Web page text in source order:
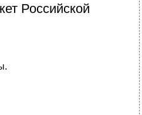
Российской